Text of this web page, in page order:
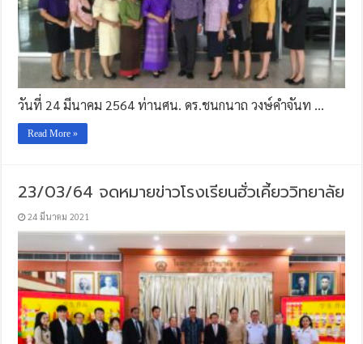
วันที่ 24 มีนาคม 2564 ท่านศน. ดร.ชนกนาถ วงษ์คำจันท …
Read More »
23/03/64 จดหมายข่าวโรงเรียนฮั่วเคี้ยววิทยาลัย
24 มีนาคม 2021